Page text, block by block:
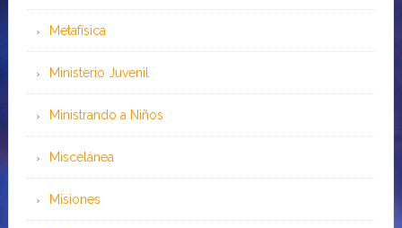
Metafísica
Ministerio Juvenil
Ministrando a Niños
Miscelánea
Misiones